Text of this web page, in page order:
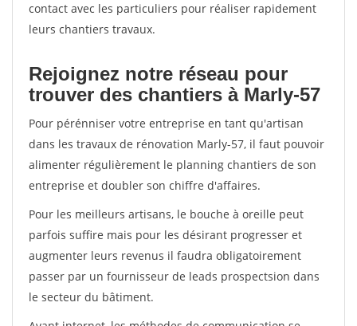
contact avec les particuliers pour réaliser rapidement
leurs chantiers travaux.
Rejoignez notre réseau pour
trouver des chantiers à Marly-57
Pour pérénniser votre entreprise en tant qu'artisan
dans les travaux de rénovation Marly-57, il faut pouvoir
alimenter régulièrement le planning chantiers de son
entreprise et doubler son chiffre d'affaires.
Pour les meilleurs artisans, le bouche à oreille peut
parfois suffire mais pour les désirant progresser et
augmenter leurs revenus il faudra obligatoirement
passer par un fournisseur de leads prospectsion dans
le secteur du bâtiment.